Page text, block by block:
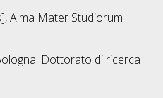
Alma Mater Studiorum
Dottorato di ricerca